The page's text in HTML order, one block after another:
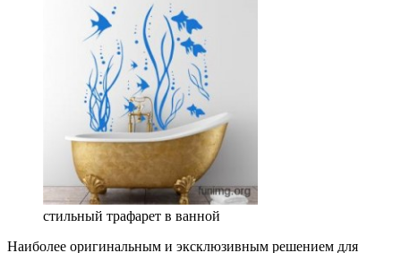
стильный трафарет в ванной
Наиболее оригинальным и эксклюзивным решением для